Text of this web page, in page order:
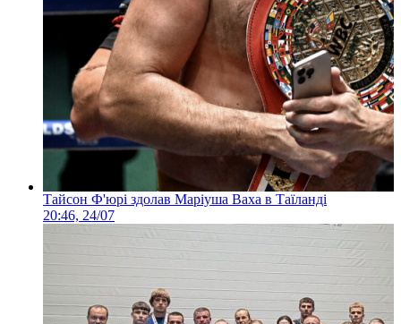
Тайсон Ф'юрі здолав Маріуша Ваха в Таїланді
20:46, 24/07